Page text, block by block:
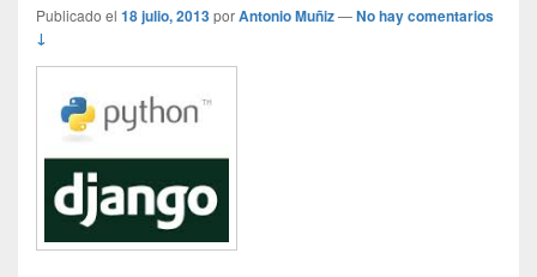
Publicado el 18 julio, 2013porAntonio Muñiz—No hay comentarios
↓